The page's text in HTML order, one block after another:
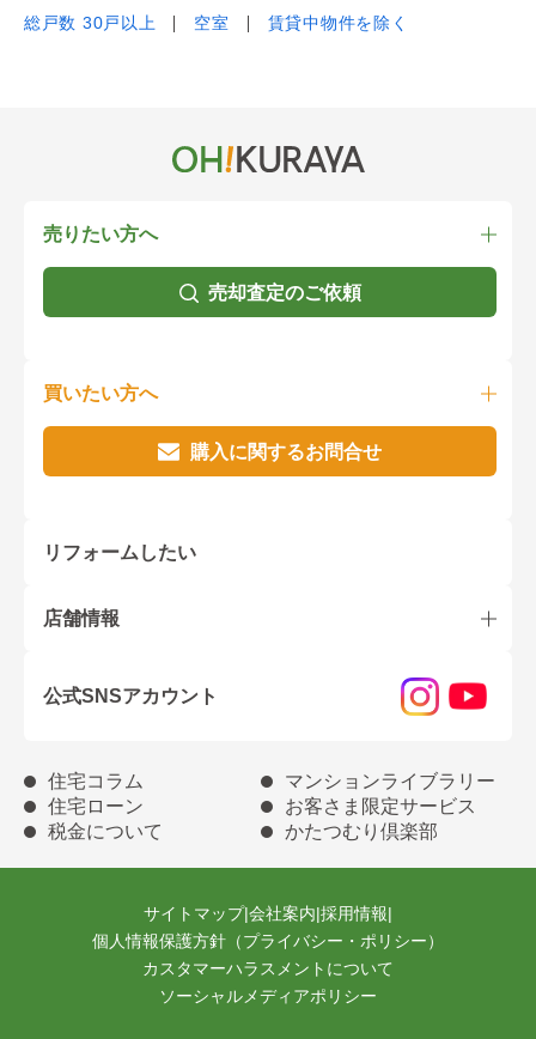
総戸数 30戸以上
空室 賃貸中物件を除く
売りたい方へ
売却査定のご依頼
買いたい方へ
購入に関するお問合せ
リフォームしたい
店舗情報
公式SNSアカウント
住宅コラム
マンションライブラリー
住宅ローン
お客さま限定サービス
税金について
かたつむり倶楽部
サイトマップ|会社案内|採用情報|
個人情報保護方針（プライバシー・ポリシー）
カスタマーハラスメントについて
ソーシャルメディアポリシー